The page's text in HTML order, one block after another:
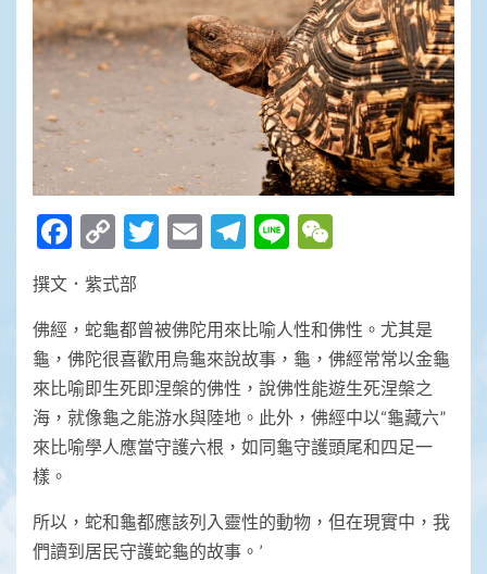
Facebook
Copy
Link
Twitter
EmailTelegram
Line
撰文．紫式部
佛經，蛇龜都曾被佛陀用來比喻人性和佛性。尤其是
龜，佛陀很喜歡用烏龜來說故事，龜，佛經常常以金龜
來比喻即生死即涅槃的佛性，說佛性能遊生死涅槃之
海，就像龜之能游水與陸地。此外，佛經中以“龜藏六”
來比喻學人應當守護六根，如同龜守護頭尾和四足一
樣。
所以，蛇和龜都應該列入靈性的動物，但在現實中，我
們讀到居民守護蛇龜的故事。’